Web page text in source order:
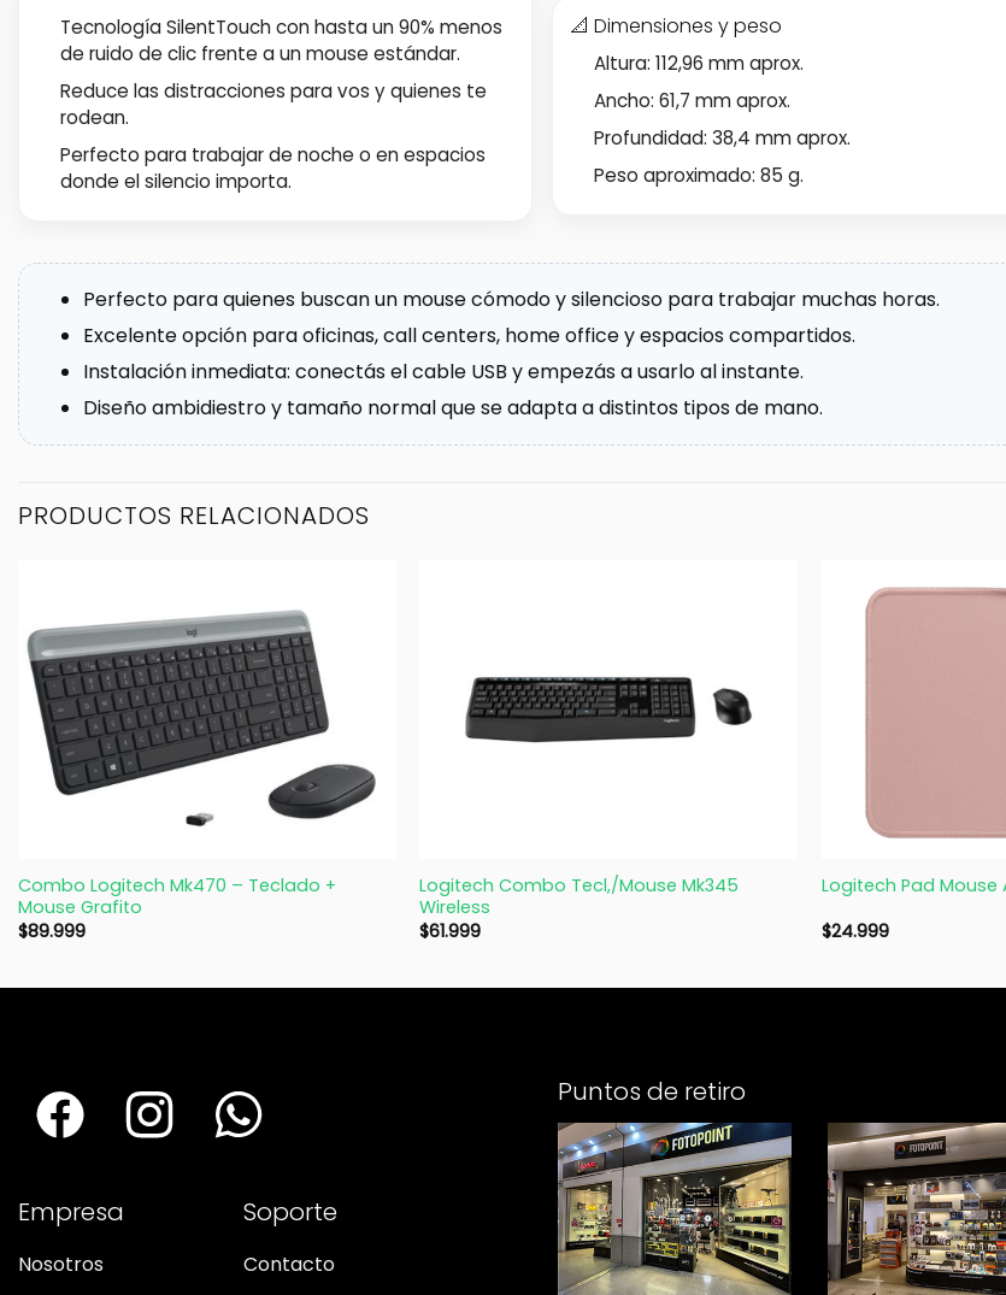
Tecnología SilentTouch con hasta un 90% menos
de ruido de clic frente a un mouse estándar.
Reduce las distracciones para vos y quienes te
rodean.
Perfecto para trabajar de noche o en espacios
donde el silencio importa.
📐 Dimensiones y peso
Altura: 112,96 mm aprox.
Ancho: 61,7 mm aprox.
Profundidad: 38,4 mm aprox.
Peso aproximado: 85 g.
Perfecto para quienes buscan un mouse cómodo y silencioso para trabajar muchas horas.
Excelente opción para oficinas, call centers, home office y espacios compartidos.
Instalación inmediata: conectás el cable USB y empezás a usarlo al instante.
Diseño ambidiestro y tamaño normal que se adapta a distintos tipos de mano.
PRODUCTOS RELACIONADOS
Combo Logitech Mk470 – Teclado +
Mouse Grafito
$89.999
Logitech Combo Tecl,/Mouse Mk345
Wireless
$61.999
Logitech Pad
$24.999
Empresa
Nosotros
Soporte
Contacto
Puntos de retiro